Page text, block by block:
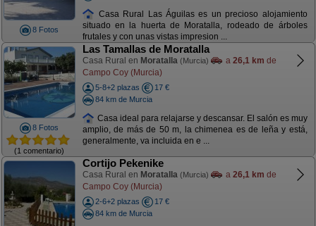
8 Fotos
Casa Rural Las Águilas es un precioso alojamiento
situado en la huerta de Moratalla, rodeado de árboles
frutales y con unas vistas impresion ...
8 Fotos
(1 comentario)
Las Tamallas de Moratalla
Casa Rural en Moratalla (Murcia) a 26,1 km de
Campo Coy (Murcia)
5-8+2 plazas
17 €
84 km de Murcia
Casa ideal para relajarse y descansar. El salón es muy
amplio, de más de 50 m, la chimenea es de leña y está,
generalmente, va incluida en e ...
Cortijo Pekenike
Casa Rural en Moratalla (Murcia) a 26,1 km de
Campo Coy (Murcia)
2-6+2 plazas
17 €
84 km de Murcia